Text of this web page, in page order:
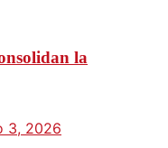
la
3, 2026